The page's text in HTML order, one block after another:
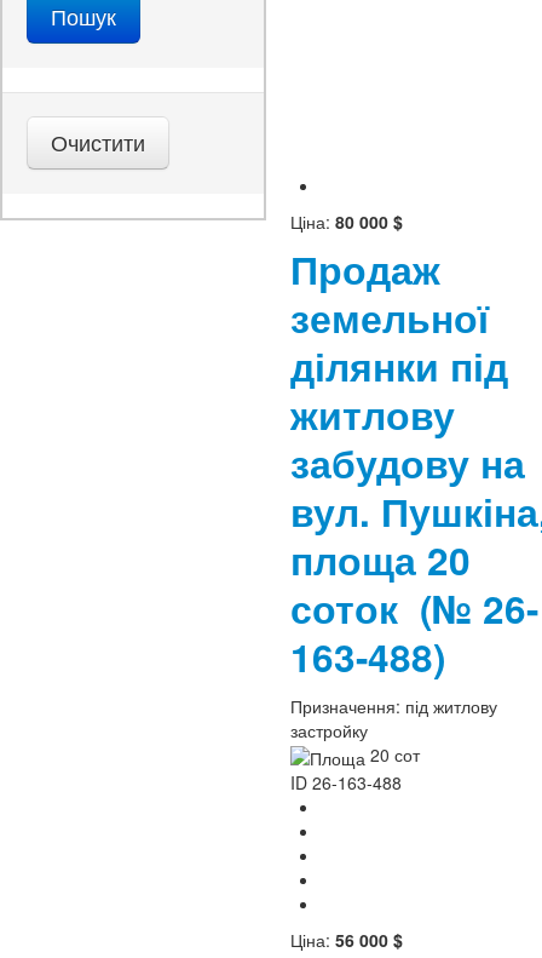
Ціна: 80 000 $
Продаж
земельної
ділянки під
житлову
забудову на
вул.
площа 20
соток (№ 26-
163-488)
Призначення: під житлову
застройку
20 сот
ID 26-163-488
Ціна: 56 000 $